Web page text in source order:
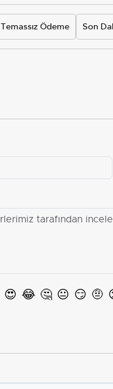
Temassız Ödeme Son
😍 😂 🤔 😐 😏 🤨